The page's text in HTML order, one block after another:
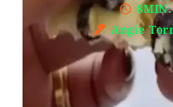
8MIN.
Angie